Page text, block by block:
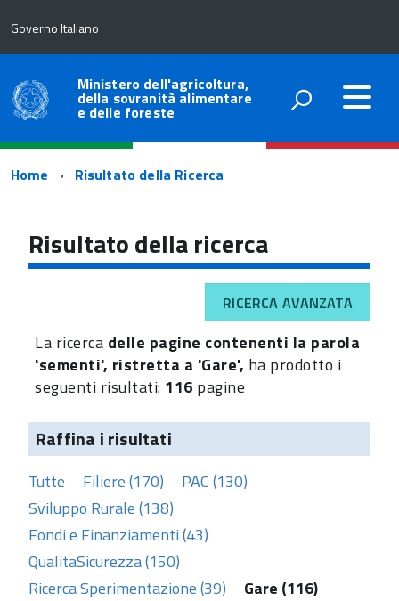
Governo Italiano
Ministero dell'agricoltura,
della sovranità alimentare
e delle foreste
Percorso
navigazione
Home Risultato della Ricerca
Risultato della ricerca
RICERCA AVANZATA
La ricerca delle pagine contenenti la parola
'sementi', ristretta a 'Gare', ha prodotto i
seguenti risultati: 116 pagine
Raffina i risultati
Tutte Filiere (170)
PAC (130)
Sviluppo Rurale (138)
Fondi e Finanziamenti (43)
QualitaSicurezza (150)
Ricerca Sperimentazione (39)
Gare (116)